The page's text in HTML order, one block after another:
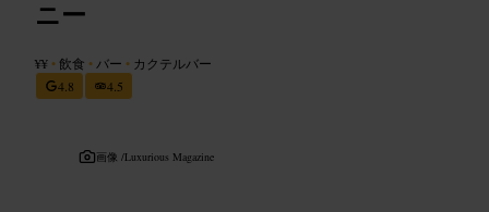
ニー
¥¥ • 飲食 • バー • カクテルバー
4.8
4.5
画像 /Luxurious Magazine